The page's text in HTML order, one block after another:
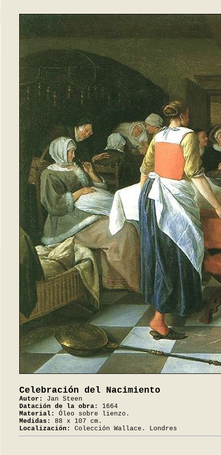
Celebración del Nacimiento
Autor:
Jan Steen
Datación de la obra:
1664
Material:
Óleo sobre lienzo.
Medidas:
88 x 107 cm.
Localización:
Colección Wallace. Londres